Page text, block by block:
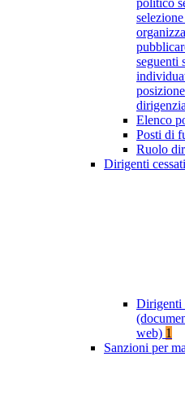
politico
seguenti
Elenco
Posti di
Ruolo
Dirigenti cessati
Dirigenti
web) 1
Sanzioni per